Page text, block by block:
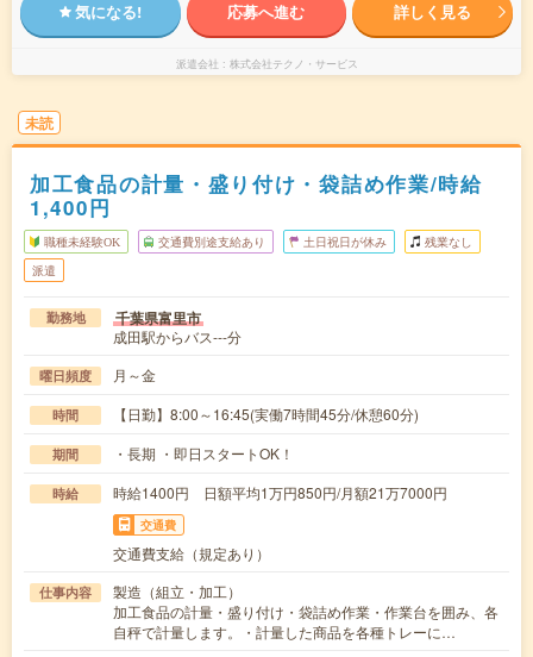
気になる! 応募へ進む 詳しく見る
派遣会社 株式会社テクノ・サービス
未読
加工食品の計量・盛り付け・袋詰め作業/時給
1,400円
職種未経験OK 交通費別途支給あり 土日祝日が休み 残業なし
派遣
勤務地 千葉県富里市
成田駅からバス---分
曜日頻度 月～金
時間 【日勤】8:00～16:45(実働7時間45分/休憩60分)
期間 ・長期 ・即日スタートOK！
時給 時給1400円 日額平均1万円850円/月額21万7000円
交通費
交通費支給（規定あり）
仕事内容
製造（組立・加工）
加工食品の計量・盛り付け・袋詰め作業・作業台を囲み、各
自秤で計量します。・計量した商品を各種トレーに…